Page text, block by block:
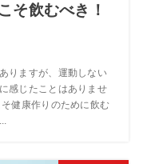
そ飲むべき！
りますが、運動しない
感じたことはありませ
健康作りのために飲む